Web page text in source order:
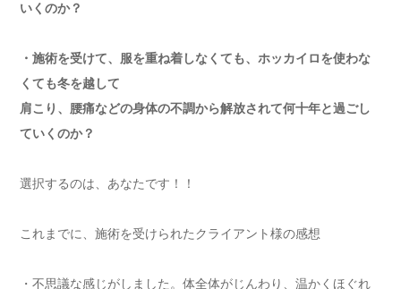
いくのか？
・施術を受けて、服を重ね着しなくても、ホッカイロを使わな
くても冬を越して
肩こり、腰痛などの身体の不調から解放されて何十年と過ごし
ていくのか？
選択するのは、あなたです！！
これまでに、施術を受けられたクライアント様の感想
・不思議な感じがしました。体全体がじんわり、温かくほぐれ